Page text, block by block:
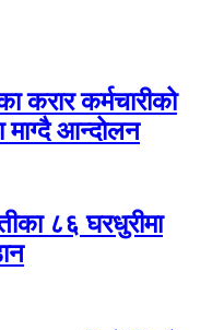
करार कर्मचारीको
माग्दै आन्दोलन
८६ घरधुरीमा